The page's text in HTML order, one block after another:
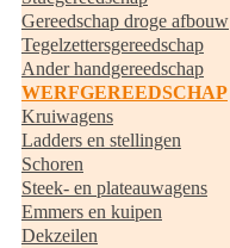
Gereedschap droge afbouw
Tegelzettersgereedschap
Ander handgereedschap
WERFGEREEDSCHAP
Kruiwagens
Ladders en stellingen
Schoren
Steek- en plateauwagens
Emmers en kuipen
Dekzeilen